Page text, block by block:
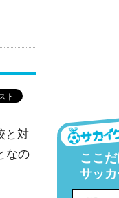
と対
なの
ここ
サッカ